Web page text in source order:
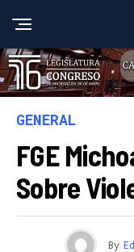
GENERAL
FGE
Sobre
By